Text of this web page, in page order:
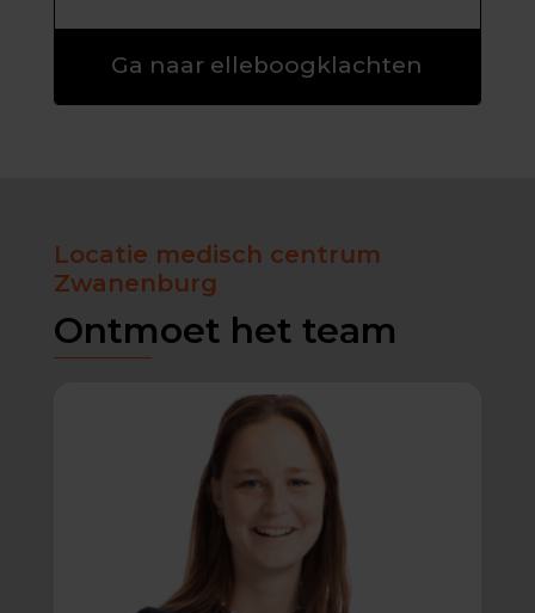
Ga naar elleboogklachten
Locatie medisch centrum
Zwanenburg
Ontmoet het team